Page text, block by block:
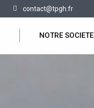
contact@tpgh.fr
NOTRE SOCIETE